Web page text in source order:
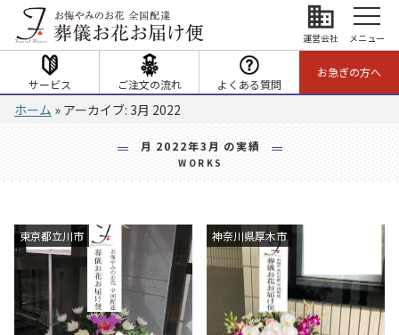
business
運営会社 メニュー
サービス ご注文の流れ よくある質問
お急ぎの方へ
ホーム » アーカイブ: 3月 2022
月 2022年3月 の実績
WORKS
東京都立川市 神奈川県厚木市